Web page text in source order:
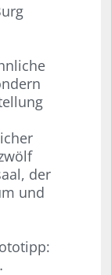
der
und